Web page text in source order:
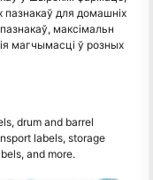
пазнакаў для домашніх
максімальн
магчымасці ў розных
drum and barrel
labels, storage
and more.